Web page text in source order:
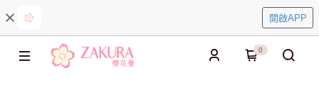
開啟APP
0